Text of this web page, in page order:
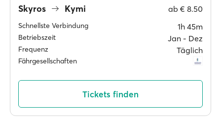
Skyros Kymi ab € 8.50
Schnellste Verbindung 1h 45m
Betriebszeit Jan ‐ Dez
Frequenz Täglich
Fährgesellschaften
Tickets finden